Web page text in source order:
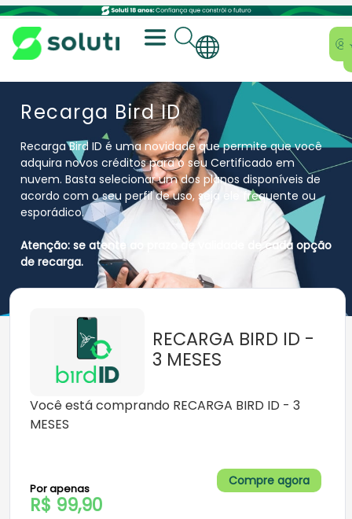
Recarga Bird ID
Recarga Bird ID é uma novidade que permite que você
adquira novos créditos para o seu Certificado em
nuvem. Basta selecionar um dos planos disponíveis de
acordo com o seu perfil de uso, seja ele frequente ou
esporádico.
Atenção: se atente ao prazo de validade de cada opção
de recarga.
RECARGA BIRD ID -
3 MESES
Você está comprando RECARGA BIRD ID - 3
MESES
Por apenas
R$ 99,90
Compre agora